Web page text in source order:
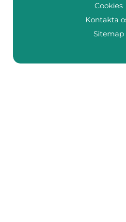
Cookies
Kontakta
Sitemap